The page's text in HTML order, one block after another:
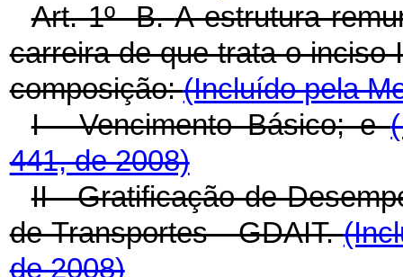
Art. 1º -B.A estrutura
carreira de que trata o inciso
composição:(Incluído pela
I - Vencimento Básico; e
441, de 2008)
II - Gratificação de
de Transportes - GDAIT.
de 2008)